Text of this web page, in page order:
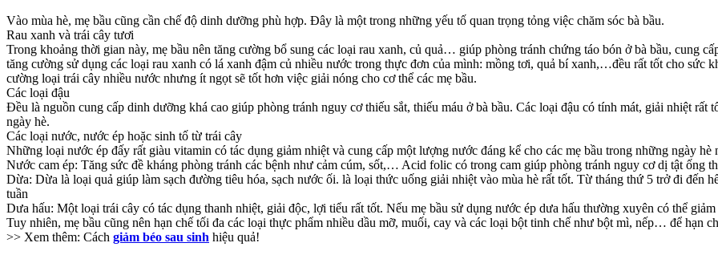
Vào mùa hè, mẹ bầu cũng cần chế độ dinh dưỡng phù hợp. Đây là một trong những yếu tố quan trọng tỏng việc chăm sóc bà bầu.
Rau xanh và trái cây tươi
Trong khoảng thời gian này, mẹ bầu nên tăng cường bổ sung các loại rau xanh, củ quả… giúp phòng tránh chứng táo bón ở bà bầu, cung
tăng cường sử dụng các loại rau xanh có lá xanh đậm củ nhiều nước trong thực đơn của mình: mồng tơi, quả bí xanh,…đều rất tốt cho sức
cường loại trái cây nhiều nước nhưng ít ngọt sẽ tốt hơn việc giải nóng cho cơ thể các mẹ bầu.
Các loại đậu
Đều là nguồn cung cấp dinh dưỡng khá cao giúp phòng tránh nguy cơ thiếu sắt, thiếu máu ở bà bầu. Các loại đậu có tính mát, giải nhiệt
ngày hè.
Các loại nước, nước ép hoặc sinh tố từ trái cây
Những loại nước ép đấy rất giàu vitamin có tác dụng giảm nhiệt và cung cấp một lượng nước đáng kể cho các mẹ bầu trong những ngày hè
Nước cam ép: Tăng sức đề kháng phòng tránh các bệnh như cảm cúm, sốt,… Acid folic có trong cam giúp phòng tránh nguy cơ dị tật ống
Dừa: Dừa là loại quả giúp làm sạch đường tiêu hóa, sạch nước ối. là loại thức uống giải nhiệt vào mùa hè rất tốt. Từ tháng thứ 5 trở đi đến
tuần
Dưa hấu: Một loại trái cây có tác dụng thanh nhiệt, giải độc, lợi tiểu rất tốt. Nếu mẹ bầu sử dụng nước ép dưa hấu thường xuyên có thể
Tuy nhiên, mẹ bầu cũng nên hạn chế tối đa các loại thực phẩm nhiều dầu mỡ, muối, cay và các loại bột tinh chế như bột mì, nếp… để hạn
>> Xem thêm: Cách giảm béo sau sinh hiệu quả!